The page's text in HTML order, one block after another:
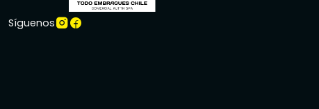
Síguenos